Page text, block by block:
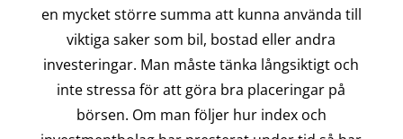
en mycket större summa att kunna använda till
viktiga saker som bil, bostad eller andra
investeringar. Man måste tänka långsiktigt och
inte stressa för att göra bra placeringar på
börsen. Om man följer hur index och